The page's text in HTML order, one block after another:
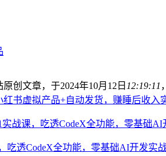
原创文章，于2024年10月12日 12:19:11
红书虚拟产品+自动发货，赚睡后收入
吃透CodeX全功能，零基础AI开发实